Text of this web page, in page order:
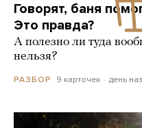
Говорят, баня
Это правда?
А полезно ли туда
нельзя?
РАЗБОР 9 карточек день